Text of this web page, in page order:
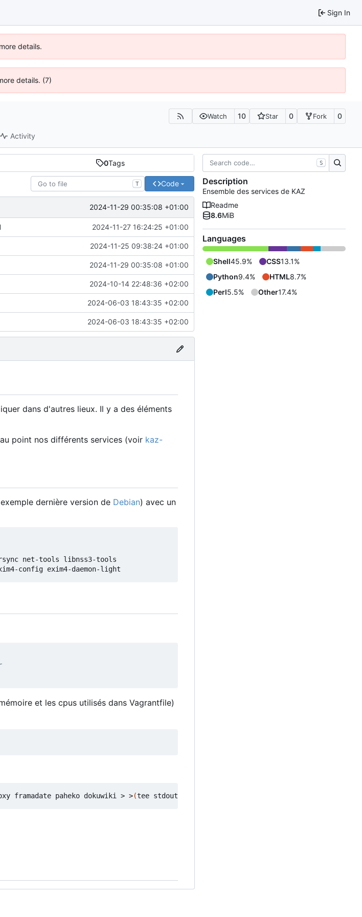
Sign In
details.
details. (7)
Watch 10 Star 0 Fork 0
Activity
0Tags
T Code
2024-11-29 00:35:08 +01:00
2024-11-27 16:24:25 +01:00
2024-11-25 09:38:24 +01:00
2024-11-29 00:35:08 +01:00
2024-10-14 22:48:36 +02:00
2024-06-03 18:43:35 +02:00
2024-06-03 18:43:35 +02:00
dans d'autres lieux. Il y a des éléments
point nos différents services (voir kaz-
dernière version de Debian) avec un
et les cpus utilisés dans Vagrantfile)
framadate paheko dokuwiki > >(tee stdout.log
S
Description
Ensemble des services de KAZ
Readme
8.6MiB
Languages
Shell45.9% CSS13.1%
Python9.4% HTML8.7%
Perl5.5% Other17.4%